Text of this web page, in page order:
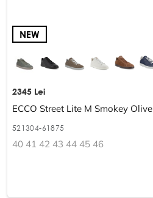
NEW
2345 Lei
ECCO Street Lite M Smokey Olive
521304-61875
40 41 42 43 44 45 46